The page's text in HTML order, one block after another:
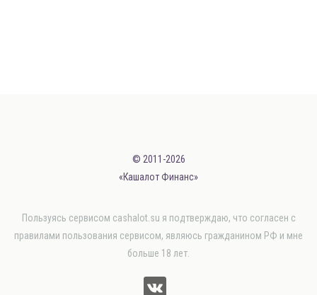
© 2011-2026
«Кашалот Финанс»
Пользуясь сервисом cashalot.su я подтверждаю, что согласен с
правилами пользования сервисом, являюсь гражданином РФ и мне
больше 18 лет.